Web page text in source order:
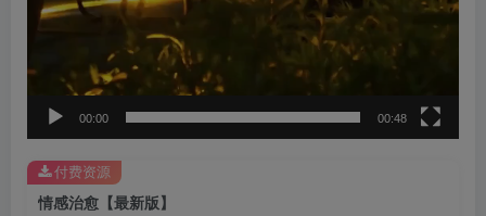
00:00 00:48
情感治愈【最新版】
付费资源